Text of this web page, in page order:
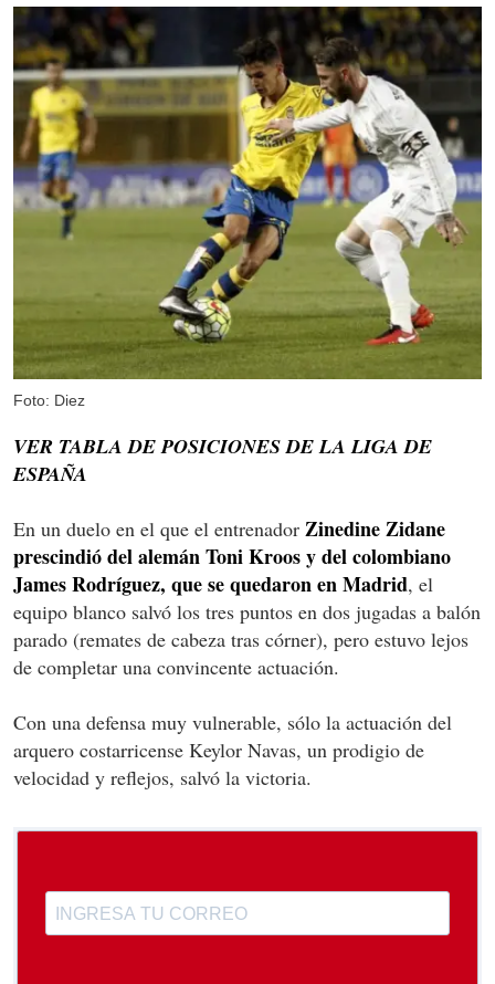
Foto: Diez
VER TABLA DE POSICIONES DE LA LIGA DE
ESPAÑA
En un duelo en el que el entrenador Zinedine Zidane
prescindió del alemán Toni Kroos y del colombiano
James Rodríguez, que se quedaron en Madrid, el
equipo blanco salvó los tres puntos en dos jugadas a balón
parado (remates de cabeza tras córner), pero estuvo lejos
de completar una convincente actuación.
Con una defensa muy vulnerable, sólo la actuación del
arquero costarricense Keylor Navas, un prodigio de
velocidad y reflejos, salvó la victoria.